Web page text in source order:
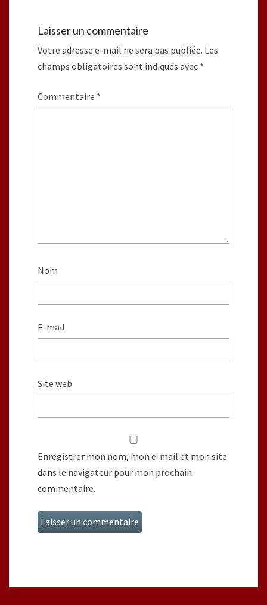
Laisser un commentaire
Votre adresse e-mail ne sera pas publiée. Les
champs obligatoires sont indiqués avec *
Commentaire *
Nom
E-mail
Site web
Enregistrer mon nom, mon e-mail et mon site
dans le navigateur pour mon prochain
commentaire.